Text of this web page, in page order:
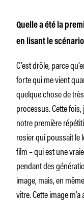
Quelle a été la
en lisant le
C’est drôle, parce
forte qui me vient
quelque chose de
processus. Cette
notre première
rosier qui poussait le
film – qui est une
pendant des
image, mais, en
vitre. Cette image